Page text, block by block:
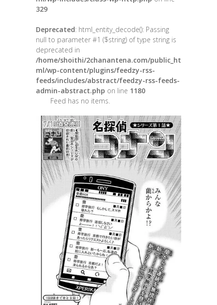
329
Deprecated: html_entity_decode(): Passing
null to parameter #1 ($string) of type string is
deprecated in
/home/shoithi/2chanantena.com/public_ht
ml/wp-content/plugins/feedzy-rss-
feeds/includes/abstract/feedzy-rss-feeds-
admin-abstract.php on line 1180
Feed has no items.